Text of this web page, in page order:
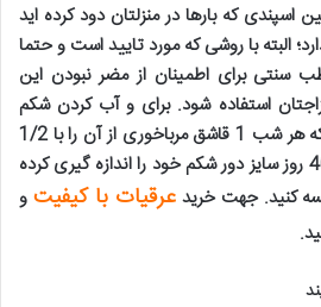
که بارها در منزلتان دود کرده اید
البته با روشی که مورد تایید است و حتما
برای اطمینان از مضر نبودن این
استفاده شود. برای و آب کردن شکم
بایستی 40 شب، به طوری که هر شب 1 قاشق مرباخوری از آن را با 1/2
لیوان آب بخورید و پس از 40 روز سایز دور شکم خود را اندازه گیری کرده
کنید. جهت خریدعرقیات با کیفیت و